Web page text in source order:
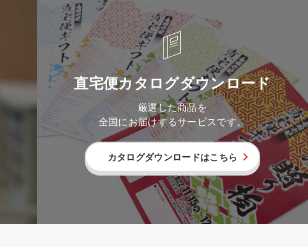
直宅便カタログダウンロード
厳選した商品を
全国にお届けするサービスです。
カタログダウンロードはこちら